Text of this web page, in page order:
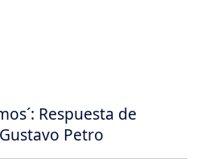
Respuesta de
Petro